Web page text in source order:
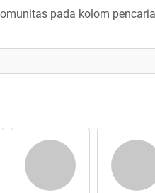
pada kolom